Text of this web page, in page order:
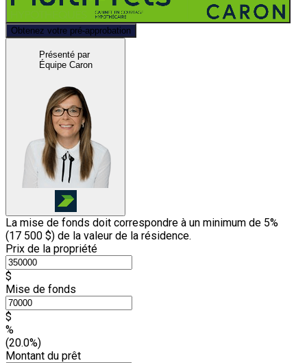
Obtenez votre pré-approbation
Présenté par
Équipe Caron
La mise de fonds doit correspondre à un minimum de 5%
(17 500 $) de la valeur de la résidence.
Prix de la propriété
$
Mise de fonds
$
%
(20.0%)
Montant du prêt